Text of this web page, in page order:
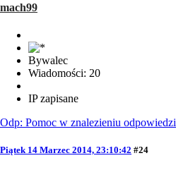
mach99
Bywalec
Wiadomości: 20
IP zapisane
Odp: Pomoc w znalezieniu odpowiedzi
Piątek 14 Marzec 2014, 23:10:42 #24